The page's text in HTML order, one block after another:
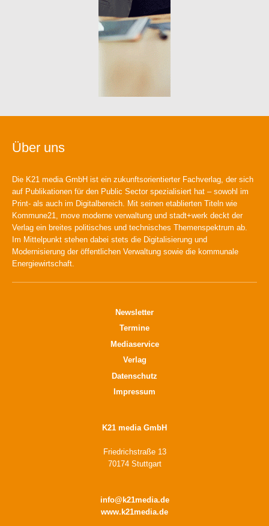
Über uns
Die K21 media GmbH ist ein zukunftsorientierter Fachverlag, der sich
auf Publikationen für den Public Sector spezialisiert hat – sowohl im
Print- als auch im Digitalbereich. Mit seinen etablierten Titeln wie
Kommune21, move moderne verwaltung und stadt+werk deckt der
Verlag ein breites politisches und technisches Themenspektrum ab.
Im Mittelpunkt stehen dabei stets die Digitalisierung und
Modernisierung der öffentlichen Verwaltung sowie die kommunale
Energiewirtschaft.
Newsletter
Termine
Mediaservice
Verlag
Datenschutz
Impressum
K21 media GmbH
Friedrichstraße 13
70174 Stuttgart
info@k21media.de
www.k21media.de